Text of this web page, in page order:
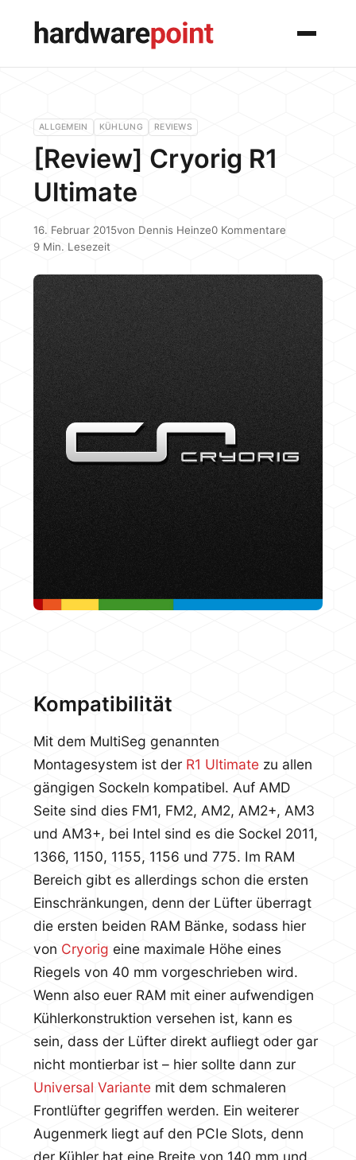
Menü
ALLGEMEIN KÜHLUNG REVIEWS
[Review] Cryorig R1
Ultimate
16. Februar 2015von Dennis Heinze0 Kommentare
9 Min. Lesezeit
Kompatibilität
Mit dem MultiSeg genannten
Montagesystem ist der R1 Ultimatezu allen
gängigen Sockeln kompatibel. Auf AMD
Seite sind dies FM1, FM2, AM2, AM2+, AM3
und AM3+, bei Intel sind es die Sockel 2011,
1366, 1150, 1155, 1156 und 775. Im RAM
Bereich gibt es allerdings schon die ersten
Einschränkungen, denn der Lüfter überragt
die ersten beiden RAM Bänke, sodass hier
von Cryorig eine maximale Höhe eines
Riegels von 40 mm vorgeschrieben wird.
Wenn also euer RAM mit einer aufwendigen
Kühlerkonstruktion versehen ist, kann es
sein, dass der Lüfter direkt aufliegt oder gar
nicht montierbar ist – hier sollte dann zur
Universal Variantemit dem schmaleren
Frontlüfter gegriffen werden. Ein weiterer
Augenmerk liegt auf den PCIe Slots, denn
der Kühler hat eine Breite von 140 mm und